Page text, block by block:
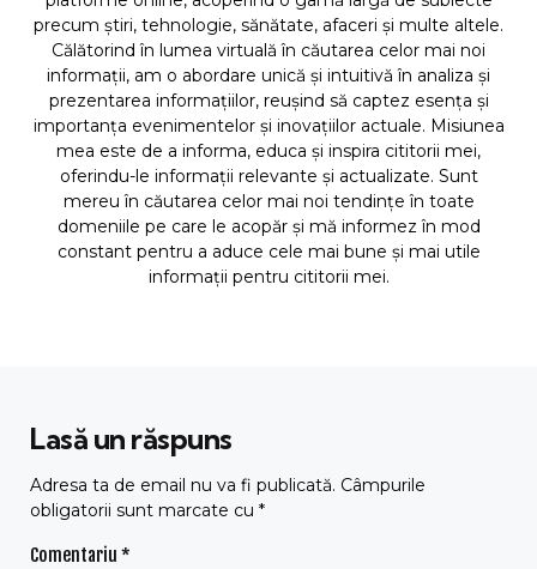
precum știri, tehnologie, sănătate, afaceri și multe altele.
Călătorind în lumea virtuală în căutarea celor mai noi
informații, am o abordare unică și intuitivă în analiza și
prezentarea informațiilor, reușind să captez esența și
importanța evenimentelor și inovațiilor actuale. Misiunea
mea este de a informa, educa și inspira cititorii mei,
oferindu-le informații relevante și actualizate. Sunt
mereu în căutarea celor mai noi tendințe în toate
domeniile pe care le acopăr și mă informez în mod
constant pentru a aduce cele mai bune și mai utile
informații pentru cititorii mei.
Lasă un răspuns
Adresa ta de email nu va fi publicată. Câmpurile
obligatorii sunt marcate cu *
Comentariu *